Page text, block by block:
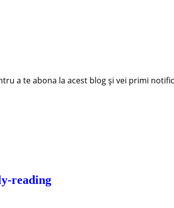
a te abona la acest blog și vei primi
reading